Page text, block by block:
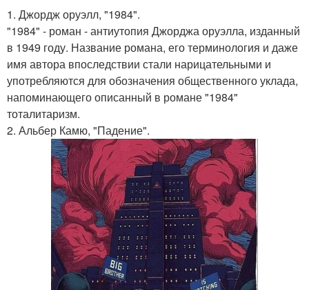
1. Джордж оруэлл, "1984".
"1984" - роман - антиутопия Джорджа оруэлла, изданный
в 1949 году. Название романа, его терминология и даже
имя автора впоследствии стали нарицательными и
употребляются для обозначения общественного уклада,
напоминающего описанный в романе "1984"
тоталитаризм.
2. Альбер Камю, "Падение".